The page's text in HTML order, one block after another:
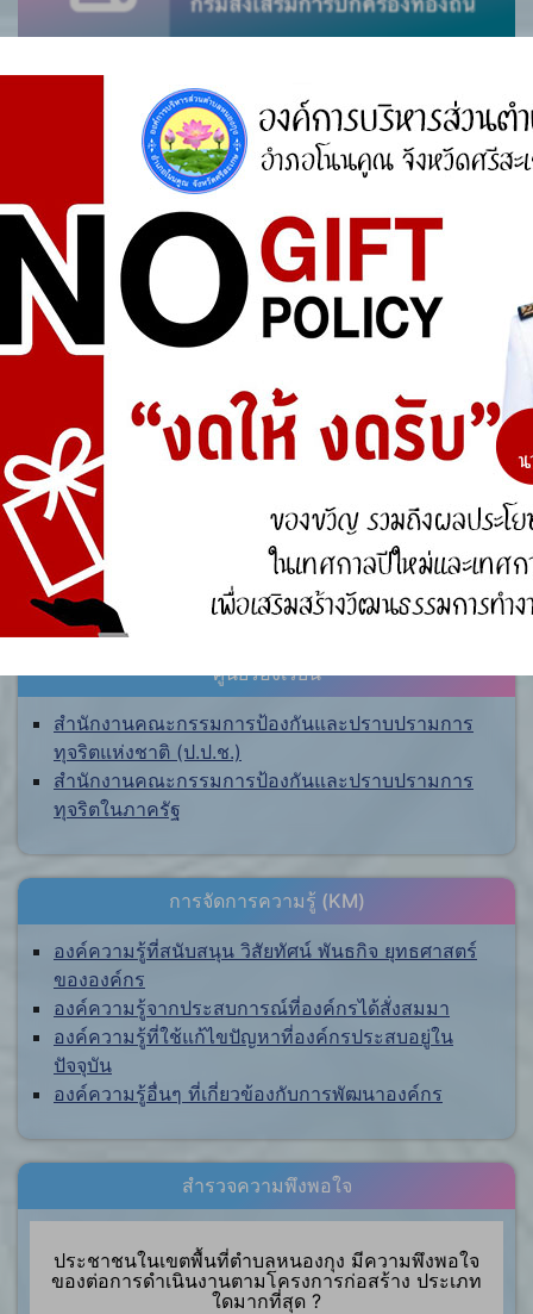
ศูนย์ร้องเรียน
สำนักงานคณะกรรมการป้องกันและปราบปรามการ
ทุจริตแห่งชาติ (ป.ป.ช.)
สำนักงานคณะกรรมการป้องกันและปราบปรามการ
ทุจริตในภาครัฐ
การจัดการความรู้ (KM)
องค์ความรู้ที่สนับสนุน วิสัยทัศน์ พันธกิจ ยุทธศาสตร์
ขององค์กร
องค์ความรู้จากประสบการณ์ที่องค์กรได้สั่งสมมา
องค์ความรู้ที่ใช้แก้ไขปัญหาที่องค์กรประสบอยู่ใน
ปัจจุบัน
องค์ความรู้อื่นๆ ที่เกี่ยวข้องกับการพัฒนาองค์กร
สำรวจความพึงพอใจ
ประชาชนในเขตพื้นที่ตำบลหนองกุง มีความพึงพอใจ
ของต่อการดำเนินงานตามโครงการก่อสร้าง ประเภท
ใดมากที่สุด ?